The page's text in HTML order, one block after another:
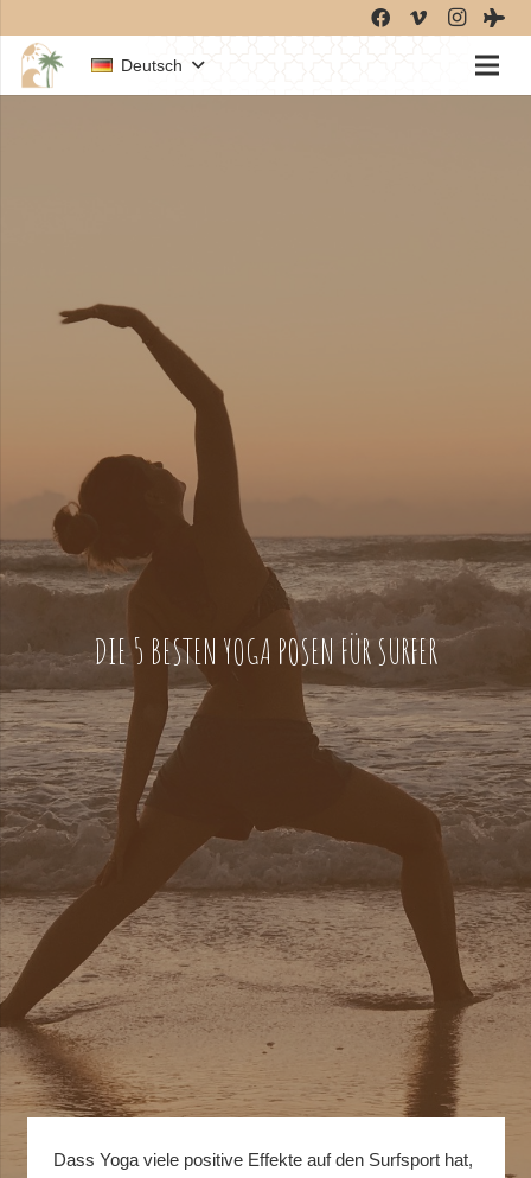
Deutsch
DIE 5 BESTEN YOGA POSEN FÜR SURFER
Dass Yoga viele positive Effekte auf den Surfsport hat,